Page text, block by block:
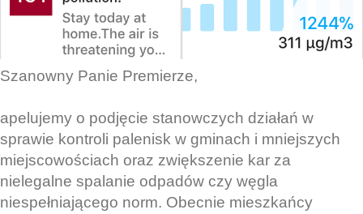
Szanowny Panie Premierze,
apelujemy o podjęcie stanowczych działań w
sprawie kontroli palenisk w gminach i mniejszych
miejscowościach oraz zwiększenie kar za
nielegalne spalanie odpadów czy węgla
niespełniającego norm. Obecnie mieszkańcy